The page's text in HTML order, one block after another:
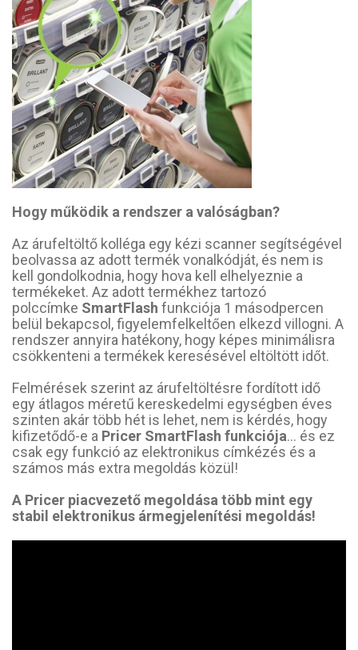
Hogy működik a rendszer a valóságban?
Az árufeltöltő kolléga egy kézi scanner segítségével
beolvassa az adott termék vonalkódját, és nem is
kell gondolkodnia, hogy hova kell elhelyeznie a
termékeket. Az adott termékhez tartozó
polccímke SmartFlash funkciója 1 másodpercen
belül bekapcsol, figyelemfelkeltően elkezd villogni. A
rendszer annyira hatékony, hogy képes minimálisra
csökkenteni a termékek keresésével eltöltött időt.
Felmérések szerint az árufeltöltésre fordított idő
egy átlagos méretű kereskedelmi egységben éves
szinten akár több hét is lehet, nem is kérdés, hogy
kifizetődő-e a Pricer SmartFlash funkciója… és ez
csak egy funkció az elektronikus címkézés és a
számos más extra megoldás közül!
A Pricer piacvezető megoldása több mint egy
stabil elektronikus ármegjelenítési megoldás!